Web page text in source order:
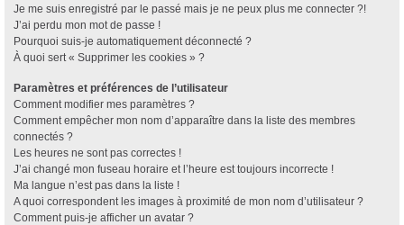
Je me suis enregistré par le passé mais je ne peux plus me connecter ?!
J’ai perdu mon mot de passe !
Pourquoi suis-je automatiquement déconnecté ?
À quoi sert « Supprimer les cookies » ?
Paramètres et préférences de l’utilisateur
Comment modifier mes paramètres ?
Comment empêcher mon nom d’apparaître dans la liste des membres
connectés ?
Les heures ne sont pas correctes !
J’ai changé mon fuseau horaire et l’heure est toujours incorrecte !
Ma langue n’est pas dans la liste !
A quoi correspondent les images à proximité de mon nom d’utilisateur ?
Comment puis-je afficher un avatar ?